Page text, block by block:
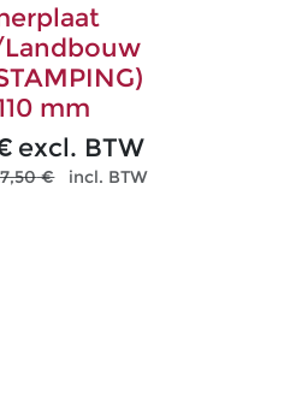
mm
excl. BTW
€ incl. BTW